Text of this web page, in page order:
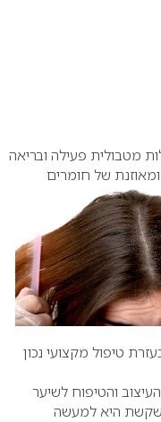
מטבולית פעילה ובריאה
של חומרים
טיפול מקצועי נכון
והטיפוח לשיער
היא למעשה